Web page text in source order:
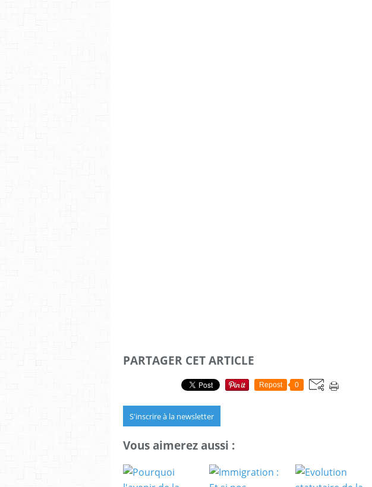
PARTAGER CET ARTICLE
Repost 0
S'inscrire à la newsletter
Vous aimerez aussi :